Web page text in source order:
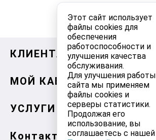
Этот сайт использует
файлы cookies для
обеспечения
работоспособности и
улучшения качества
обслуживания.
Для улучшения работы
сайта мы применяем
файлы cookies и
серверы статистики.
Продолжая его
использование, вы
соглашаетесь с нашей
КЛИЕНТАМ
МОЙ КАБИНЕТ
УСЛУГИ
Контакты